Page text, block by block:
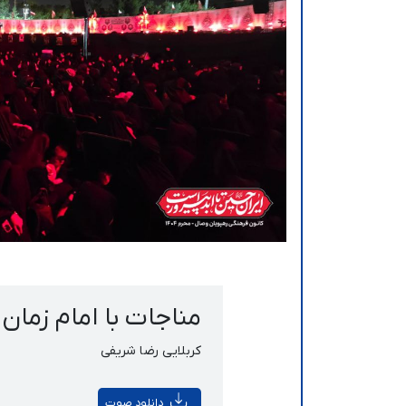
مناجات با امام
کربلایی رضا شریفی
دانلود صوت